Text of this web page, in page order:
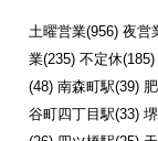
土曜営業(956) 夜営
業(235) 不定休(185)
(48) 南森町駅(39)
谷町四丁目駅(33)